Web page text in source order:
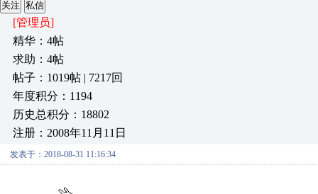
关注 私信
[管理员]
精华：4帖
求助：4帖
帖子：1019帖 | 7217回
年度积分：1194
历史总积分：18802
注册：2008年11月11日
发表于：2018-08-31 11:16:34